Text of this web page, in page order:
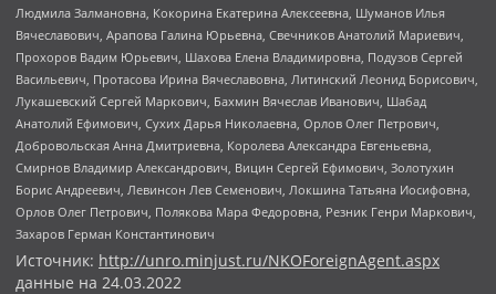
Людмила Залмановна, Кокорина Екатерина Алексеевна, Шуманов Илья
Вячеславович, Арапова Галина Юрьевна, Свечников Анатолий Мариевич,
Прохоров Вадим Юрьевич, Шахова Елена Владимировна, Подузов Сергей
Васильевич, Протасова Ирина Вячеславовна, Литинский Леонид Борисович,
Лукашевский Сергей Маркович, Бахмин Вячеслав Иванович, Шабад
Анатолий Ефимович, Сухих Дарья Николаевна, Орлов Олег Петрович,
Добровольская Анна Дмитриевна, Королева Александра Евгеньевна,
Смирнов Владимир Александрович, Вицин Сергей Ефимович, Золотухин
Борис Андреевич, Левинсон Лев Семенович, Локшина Татьяна Иосифовна,
Орлов Олег Петрович, Полякова Мара Федоровна, Резник Генри Маркович,
Захаров Герман Константинович
Источник: http://unro.minjust.ru/NKOForeignAgent.aspx
данные на 24.03.2022